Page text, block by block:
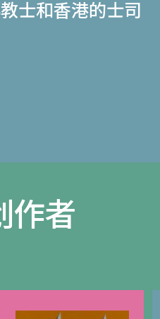
士和香港的士司
作者